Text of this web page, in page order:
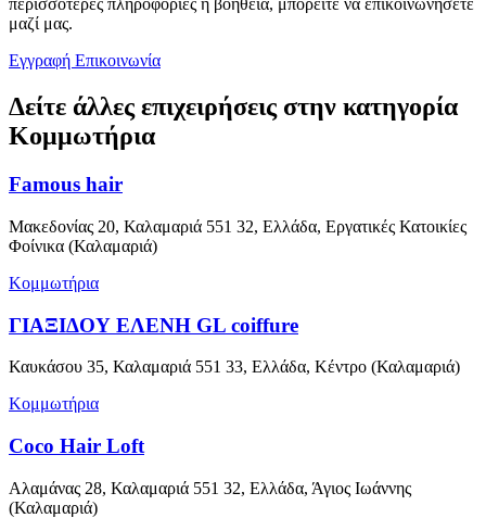
περισσότερες πληροφορίες ή βοήθεια, μπορείτε να επικοινωνήσετε
μαζί μας.
Εγγραφή Επικοινωνία
Δείτε άλλες επιχειρήσεις στην κατηγορία
Κομμωτήρια
Famous hair
Μακεδονίας 20, Καλαμαριά 551 32, Ελλάδα, Εργατικές Κατοικίες
Φοίνικα (Καλαμαριά)
Κομμωτήρια
ΓΙΑΞΙΔΟΥ ΕΛΕΝΗ GL coiffure
Καυκάσου 35, Καλαμαριά 551 33, Ελλάδα, Κέντρο (Καλαμαριά)
Κομμωτήρια
Coco Hair Loft
Αλαμάνας 28, Καλαμαριά 551 32, Ελλάδα, Άγιος Ιωάννης
(Καλαμαριά)